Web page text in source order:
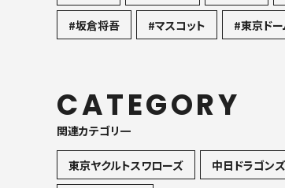
#坂倉将吾 #マスコット #東京ドー
CATEGORY
関連カテゴリ一
東京ヤクルトスワローズ 中日ドラゴンズ